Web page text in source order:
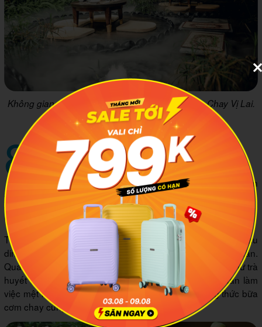
Không gian yên bình như tiên cảnh tại Nhà hàng Chay Vị Lai.
Ảnh: Kendesign
8 THIÊN TRÀ ĐẠO - Artisan tea &
Vegan food
Địa chỉ: 29 ngõ 26 Võ Văn Dũng, Chợ Dừa, Quận
Đống Đa, TP. Hà Nội
Giờ mở cửa: 9:00 - 21:00
Thiên Trà Đạo nổi tiếng với các món ăn chay thanh đạm, giàu
dinh dưỡng như đậu Nhật om nấm, lẩu chay và mì vằn thắn.
Quán chay Hà Nội này cũng có nhiều loại trà giải nhiệt như trà
huyết sâm bát bảo và trà Thiết Quan Âm. Sau một tuần làm
việc mệt mỏi, bạn hãy đến Thiên Trà Đạo để thưởng thức bữa
cơm chay cùng tách trà mát lành nhé!